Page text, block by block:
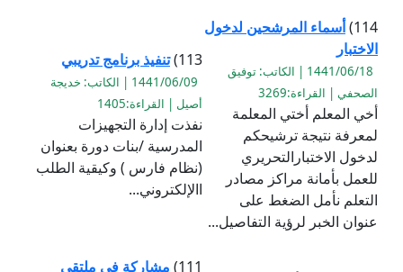
114) أسماء المرشحين لدخول
الاختبار
1441/06/18 | الكاتب: توفيق
الصحفي | القراءة:3269
أخي المعلم أختي المعلمة
لمعرفة نتيجة ترشيحكم
لدخول الاختبارالتحريري
للعمل بأمانة مراكز مصادر
التعلم نأمل الضغط على
عنوان الخبر لرؤية التفاصيل...
113) تنفيذ برنامج تدريبي
1441/06/09 | الكاتب: خديجة
أصيل | القراءة:1405
نفذت إدارة التجهيزات
المدرسية /بنات دورة بعنوان
(نظام فارس ) وكيقية الطلب
االإلكتروني...
111) مشاركة في ملتقي